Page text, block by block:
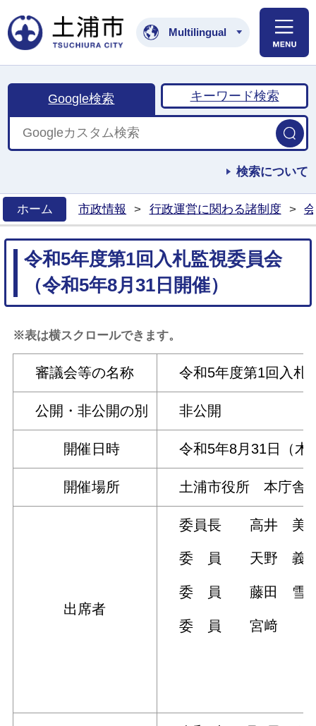
土浦市公式ホームペ
Multilingual
Google検索 キーワード検索
検索について
ホーム
市政情報 > 行政運営に関わる諸制度 >
令和5年度第1回入札監視委員会
（令和5年8月31日開催）
※表は横スクロールできます。
審議会等の名称 令和5年度第1回入札
公開・非公開の別 非公開
開催日時 令和5年8月31日（木
開催場所 土浦市役所 本庁
出席者
委員長 高井 美智
委 員 天野 義
委 員 藤田 雪
委 員 宮﨑 隆